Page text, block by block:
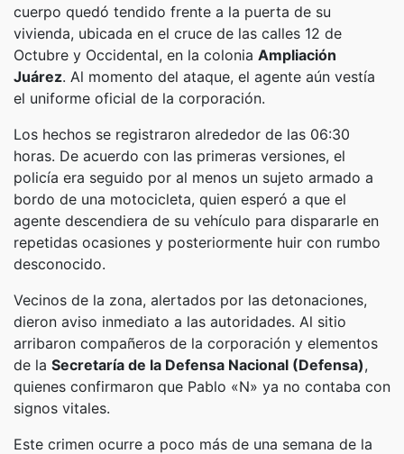
cuerpo quedó tendido frente a la puerta de su
vivienda, ubicada en el cruce de las calles 12 de
Octubre y Occidental, en la colonia Ampliación
Juárez. Al momento del ataque, el agente aún vestía
el uniforme oficial de la corporación.
​Los hechos se registraron alrededor de las 06:30
horas. De acuerdo con las primeras versiones, el
policía era seguido por al menos un sujeto armado a
bordo de una motocicleta, quien esperó a que el
agente descendiera de su vehículo para dispararle en
repetidas ocasiones y posteriormente huir con rumbo
desconocido.
​Vecinos de la zona, alertados por las detonaciones,
dieron aviso inmediato a las autoridades. Al sitio
arribaron compañeros de la corporación y elementos
de la Secretaría de la Defensa Nacional (Defensa),
quienes confirmaron que Pablo «N» ya no contaba con
signos vitales.
​Este crimen ocurre a poco más de una semana de la